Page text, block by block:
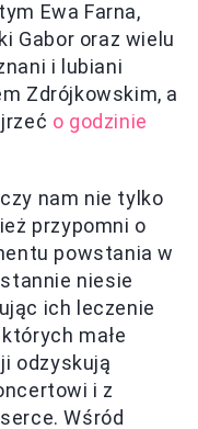
Ewa Farna,
Gabor oraz wielu
i lubiani
Zdrójkowskim, a
o godzinie
nam nie tylko
przypomni o
powstania w
niesie
ich leczenie
małe
odzyskują
i z
Wśród